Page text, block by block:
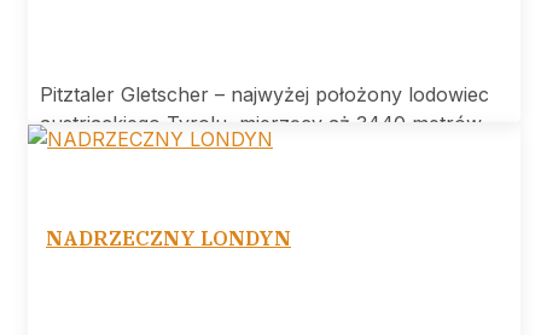
Pitztaler Gletscher – najwyżej położony lodowiec
austriackiego Tyrolu, mierzący aż 3440 metrów
wysokości.
NADRZECZNY LONDYN